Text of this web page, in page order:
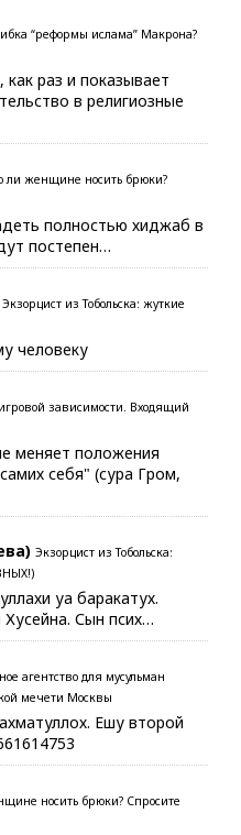
“реформы ислама” Макрона?
раз и показывает
в религиозные
ли женщине носить брюки?
полностью хиджаб в
постепен…
Экзорцист из Тобольска: жуткие
человеку
зависимости. Входящий
меняет положения
себя" (сура Гром,
Экзорцист из Тобольска:
уа баракатух.
Сын псих…
агентство для мусульман
мечети Москвы
Ешу второй
носить брюки? Спросите